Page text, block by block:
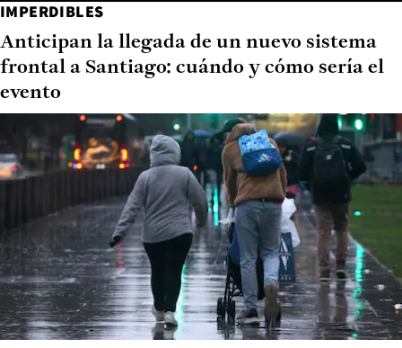
IMPERDIBLES
Anticipan la llegada de un nuevo sistema
frontal a Santiago: cuándo y cómo sería el
evento